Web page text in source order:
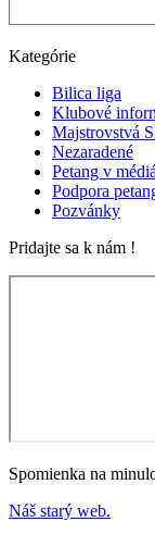
Kategórie
Bilica liga
Klubové
Majstrovstvá
Nezaradené
Petang v
Podpora
Pozvánky
Pridajte sa k nám !
Spomienka na
Náš starý web.